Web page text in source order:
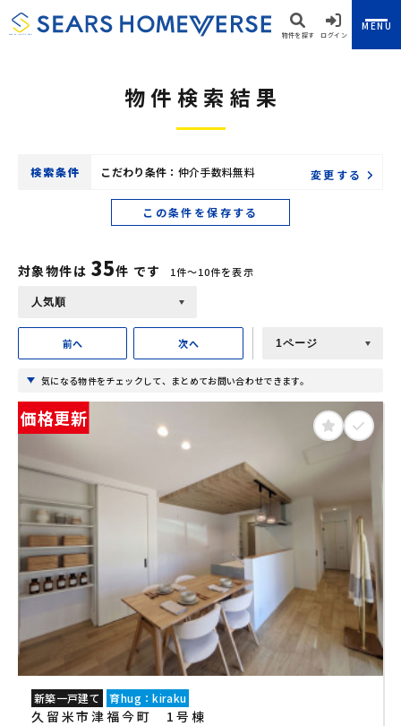
物件を探す ログイン
MENU
物件検索結果
検索条件 こだわり条件： 仲介手数料無料 変更する
この条件を保存する
対象物件は 35件 です 1件〜10件を表示
前へ 次へ
気になる物件をチェックして、まとめてお問い合わせできます。
価格更新
新築一戸建て 育hug：kiraku
久留米市津福今町 1号棟